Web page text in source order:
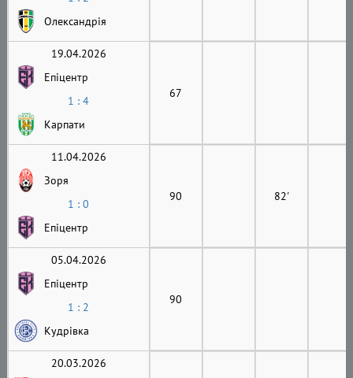
Олександрія
19.04.2026
Епіцентр
1 : 4
Карпати
67
11.04.2026
Зоря
1 : 0
Епіцентр
90 82'
05.04.2026
Епіцентр
1 : 2
Кудрівка
90
20.03.2026